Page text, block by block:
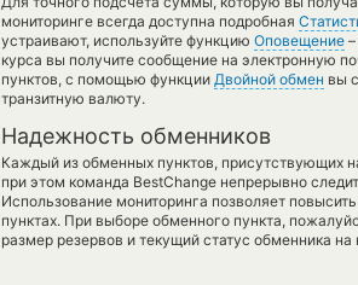
мониторинге всегда доступна подробная
устраивают, используйте функцию Оповещение
курса вы получите сообщение на электронную
пунктов, с помощью функции Двойной обмен вы
транзитную валюту.
Надежность обменников
Каждый из обменных пунктов, присутствующих
при этом команда BestChange непрерывно
Использование мониторинга позволяет
пунктах. При выборе обменного пункта,
размер резервов и текущий статус обменника